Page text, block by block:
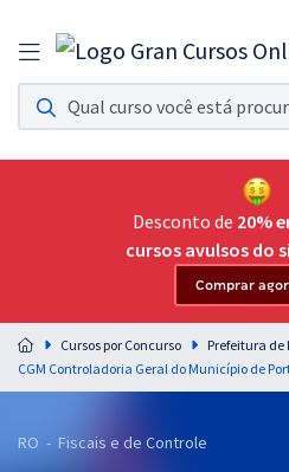
Assinatura Ilimitada 11
Acesso a todos os cursos. Teste grátis por 7
Assinatura OAB Até Passar
Acesso ilimitado a toda preparação para o
Residências Multiprofissionais
Preparação completa e intensiva para as
residências em saúde do Brasil
Desconto de 20%
cursos avulsos do
Comprar
Cursos por Concurso
Prefeitura de
RO - Fiscais e de Controle